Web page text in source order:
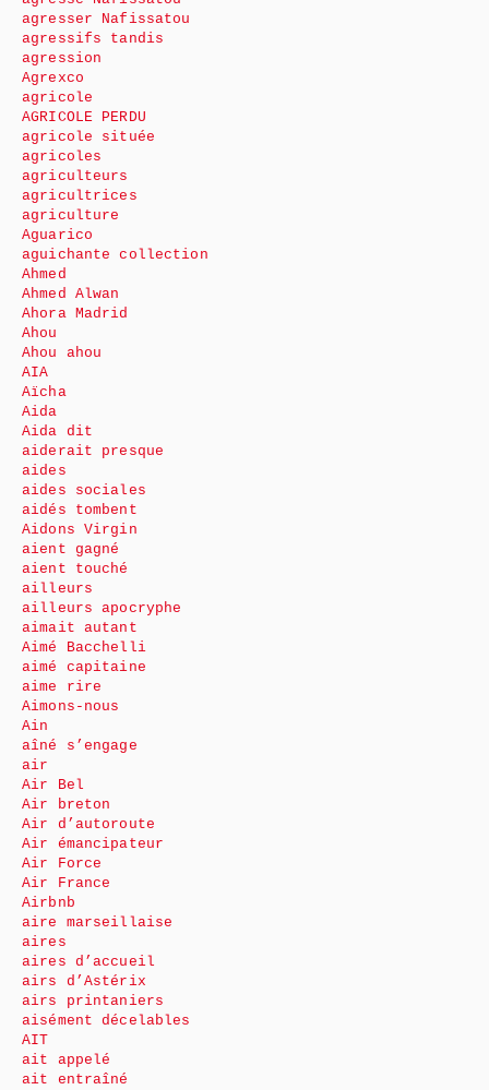
agresser Nafissatou
agressifs tandis
agression
Agrexco
agricole
AGRICOLE PERDU
agricole située
agricoles
agriculteurs
agricultrices
agriculture
Aguarico
aguichante collection
Ahmed
Ahmed Alwan
Ahora Madrid
Ahou
Ahou ahou
AIA
Aïcha
Aida
Aida dit
aiderait presque
aides
aides sociales
aidés tombent
Aidons Virgin
aient gagné
aient touché
ailleurs
ailleurs apocryphe
aimait autant
Aimé Bacchelli
aimé capitaine
aime rire
Aimons-nous
Ain
aîné s’engage
air
Air Bel
Air breton
Air d’autoroute
Air émancipateur
Air Force
Air France
Airbnb
aire marseillaise
aires
aires d’accueil
airs d’Astérix
airs printaniers
aisément décelables
AIT
ait appelé
ait entraîné